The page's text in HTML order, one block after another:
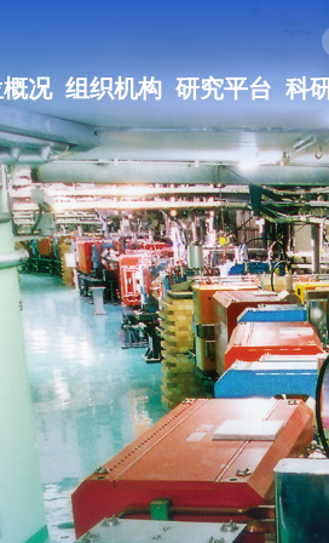
况 组织机构 研究平台 科